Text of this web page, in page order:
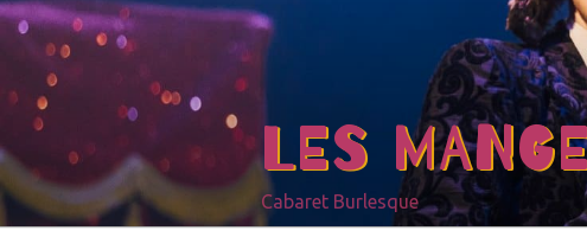
Aller
contenu
principal
LES
Cabaret Burlesque